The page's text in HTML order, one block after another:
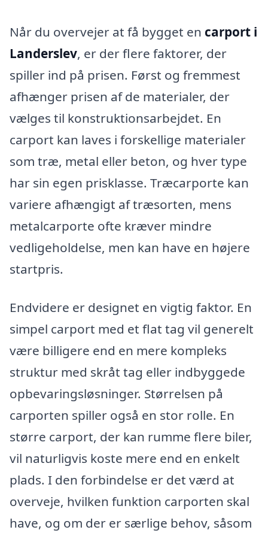
Når du overvejer at få bygget en carport i
Landerslev, er der flere faktorer, der
spiller ind på prisen. Først og fremmest
afhænger prisen af de materialer, der
vælges til konstruktionsarbejdet. En
carport kan laves i forskellige materialer
som træ, metal eller beton, og hver type
har sin egen prisklasse. Træcarporte kan
variere afhængigt af træsorten, mens
metalcarporte ofte kræver mindre
vedligeholdelse, men kan have en højere
startpris.
Endvidere er designet en vigtig faktor. En
simpel carport med et flat tag vil generelt
være billigere end en mere kompleks
struktur med skråt tag eller indbyggede
opbevaringsløsninger. Størrelsen på
carporten spiller også en stor rolle. En
større carport, der kan rumme flere biler,
vil naturligvis koste mere end en enkelt
plads. I den forbindelse er det værd at
overveje, hvilken funktion carporten skal
have, og om der er særlige behov, såsom